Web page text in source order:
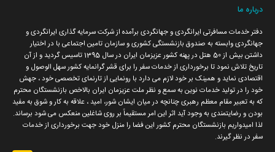
درباره ما
دفتر خدمات مسافرتی ایرانگردی و جهانگردی برآمده از شرکت سرمایه گذاری ایرانگردی و
جهانگردی وابسته به صندوق بازنشستگی کشوری و سازمان تامین اجتماعی با در اختیار
داشتن بیش از 50 هتل در پهنه کشور عزیزمان ایران در سال 1395 تاسیس گردید و از آن
تاریخ تلاش نمود تا برخورداری از خدمات سفر را برای قشر گرانمایه کشور سهل الوصول و
اقتصادی نماید و همینک بر خود لازم می دارد با رونمایی از تارنمای تخصصی خود ، جهش
خود را در تولید خدمات نوین به سمع و نظر ملت عزیزمان ایران بالاخص بازنشستگان محترم
که به تعبیر مقام معظم رهبری چنانچه در میان ایشان شور، امید ، علاقه به کار و شوق به مفید
بودن و رضایتمندی به وجود آید اثر این امر مستقیماً بر روی شاغلین منعکس می شود برساند.
لذا امیدواریم بازنشستگان محترم کشور این فضا را منزل خود جهت برخورداری از خدمات
سفر در نظر گیرند.